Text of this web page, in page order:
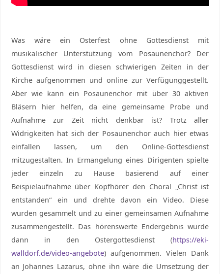
Was wäre ein Osterfest ohne Gottesdienst mit
musikalischer Unterstützung vom Posaunenchor? Der
Gottesdienst wird in diesen schwierigen Zeiten in der
Kirche aufgenommen und online zur Verfügunggestellt.
Aber wie kann ein Posaunenchor mit über 30 aktiven
Bläsern hier helfen, da eine gemeinsame Probe und
Aufnahme zur Zeit nicht denkbar ist? Trotz aller
Widrigkeiten hat sich der Posaunenchor auch hier etwas
einfallen lassen, um den Online-Gottesdienst
mitzugestalten. In Ermangelung eines Dirigenten spielte
jeder einzeln zu Hause basierend auf einer
Beispielaufnahme über Kopfhörer den Choral „Christ ist
entstanden“ ein und drehte davon ein Video. Diese
wurden gesammelt und zu einer gemeinsamen Aufnahme
zusammengestellt. Das hörenswerte Endergebnis wurde
dann in den Ostergottesdienst (https://eki-
walldorf.de/video-angebote) aufgenommen. Vielen Dank
an Johannes Lazarus, ohne ihn wäre die Umsetzung der